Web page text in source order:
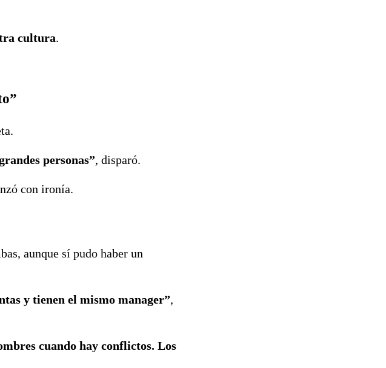
cultura.
personas”, disparó.
con ironía.
aunque sí pudo haber un
y tienen el mismo manager”,
cuando hay conflictos. Los